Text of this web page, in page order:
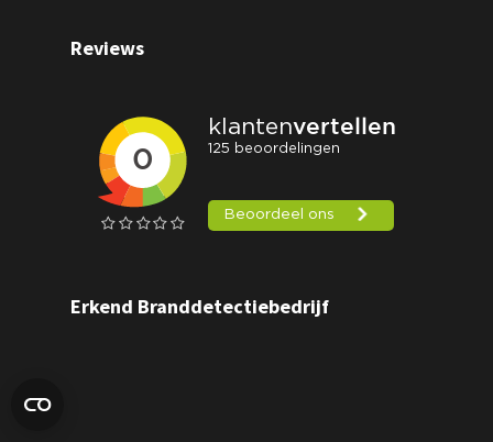
Reviews
Erkend Branddetectiebedrijf